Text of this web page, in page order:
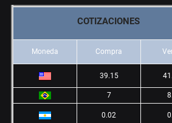
COTIZACIONES
Moneda Compra
39.15
7
0.02